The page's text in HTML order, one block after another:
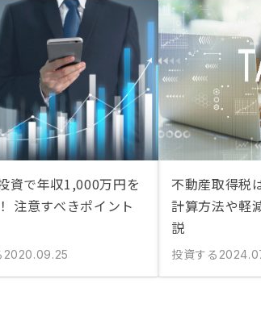
資で年収1,000万円を
注意すべきポイント
2020.09.25
不動産取得税
計算方法や軽
説
投資する